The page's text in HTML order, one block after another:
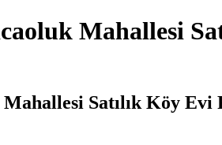
Mahallesi
Satılık Köy Evi